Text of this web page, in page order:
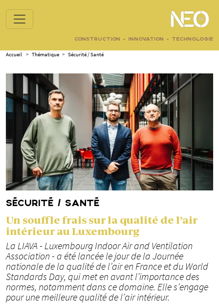
CONSTRUCTION - INNOVATION - TECHNOLOGIE
Accueil > Thématique > Sécurité / Santé
SÉCURITÉ / SANTÉ
Un souffle frais sur la qualité de l’air
intérieur au Luxembourg
La LIAVA - Luxembourg Indoor Air and Ventilation
Association - a été lancée le jour de la Journée
nationale de la qualité de l’air en France et du World
Standards Day, qui met en avant l’importance des
normes, notamment dans ce domaine. Elle s’engage
pour une meilleure qualité de l’air intérieur.